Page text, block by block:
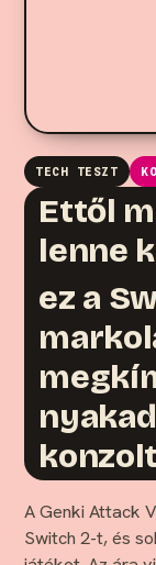
TECH TESZT
Ettől
lenne
ez a
A Genki Attack
Switch 2-t, és